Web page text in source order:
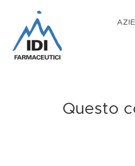
Questo